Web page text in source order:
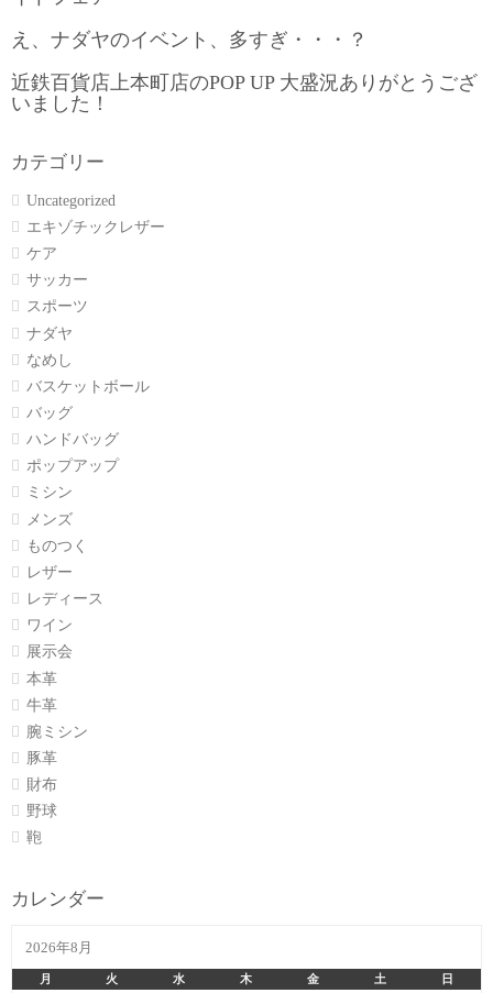
え、ナダヤのイベント、多すぎ・・・？
近鉄百貨店上本町店のPOP UP 大盛況ありがとうござ
いました！
カテゴリー
Uncategorized
エキゾチックレザー
ケア
サッカー
スポーツ
ナダヤ
なめし
バスケットボール
バッグ
ハンドバッグ
ポップアップ
ミシン
メンズ
ものつく
レザー
レディース
ワイン
展示会
本革
牛革
腕ミシン
豚革
財布
野球
鞄
カレンダー
2026年8月
月 火 水 木 金 土
日